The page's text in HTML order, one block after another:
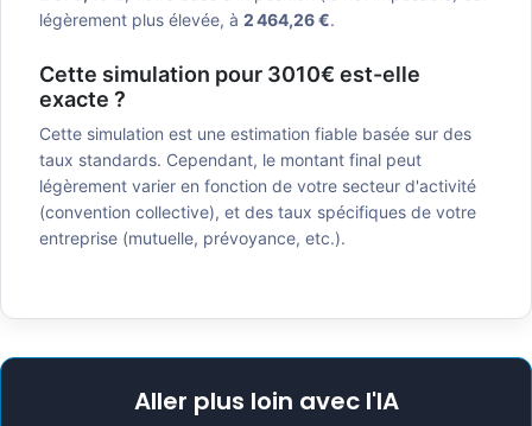
légèrement plus élevée, à 2 464,26 €.
Cette simulation pour 3010€ est-elle
exacte ?
Cette simulation est une estimation fiable basée sur des
taux standards. Cependant, le montant final peut
légèrement varier en fonction de votre secteur d'activité
(convention collective), et des taux spécifiques de votre
entreprise (mutuelle, prévoyance, etc.).
Aller plus loin avec l'IA